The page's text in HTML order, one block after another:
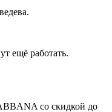
ещё работать.
со скидкой до